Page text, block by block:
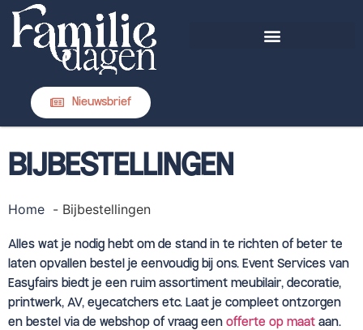
Nieuwsbrief
BIJBESTELLINGEN
Home Bijbestellingen
Alles wat je nodig hebt om de stand in te richten of beter te
laten opvallen bestel je eenvoudig bij ons. Event Services van
Easyfairs biedt je een ruim assortiment meubilair, decoratie,
printwerk, AV, eyecatchers etc. Laat je compleet ontzorgen
en bestel via de webshop of vraag een offerte op maat aan.